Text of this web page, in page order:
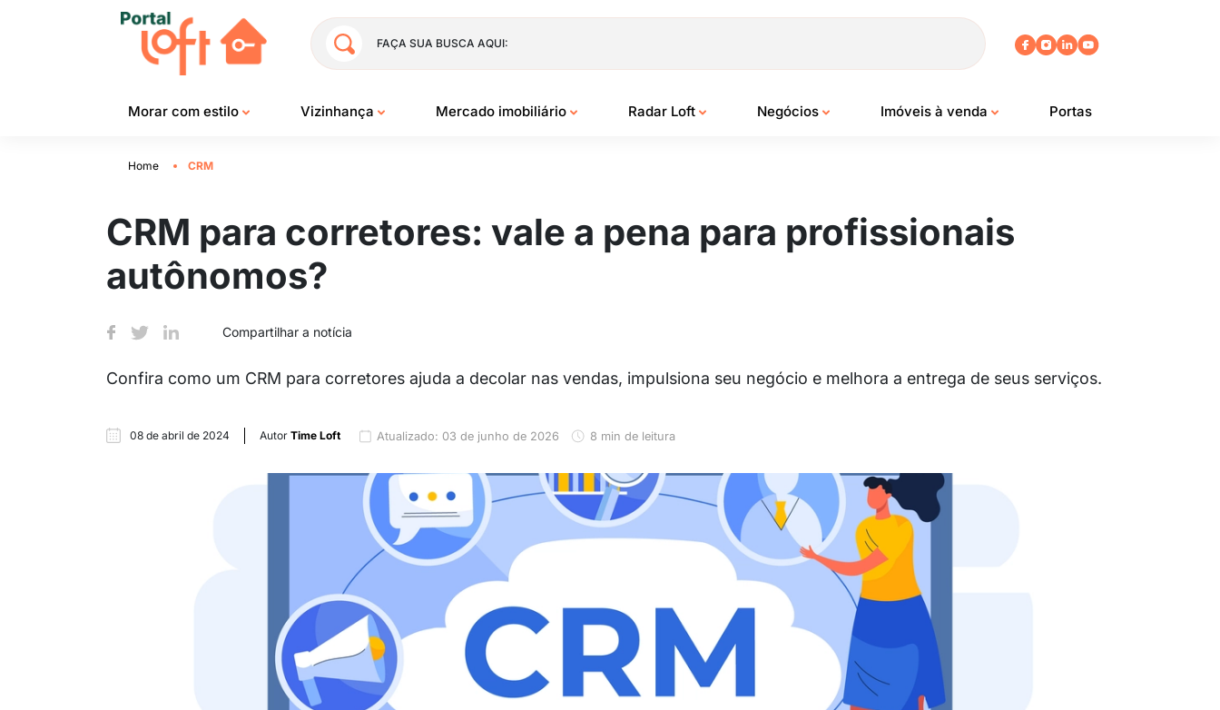
FAÇA SUA BUSCA AQUI:
Morar com estilo Vizinhança Mercado imobiliário Radar Loft Negócios Imóveis à venda Portas
Home CRM
CRM para corretores: vale a pena para profissionais
autônomos?
Compartilhar a notícia
Confira como um CRM para corretores ajuda a decolar nas vendas, impulsiona seu negócio e melhora a entrega de seus serviços.
08 de abril de 2024 Autor Time Loft Atualizado: 03 de junho de 2026 8 min de leitura